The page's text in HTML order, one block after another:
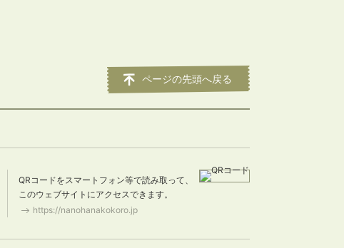
ページの先頭へ戻る
QRコードをスマートフォン等で読み取って、
このウェブサイトにアクセスできます。
https://nanohanakokoro.jp